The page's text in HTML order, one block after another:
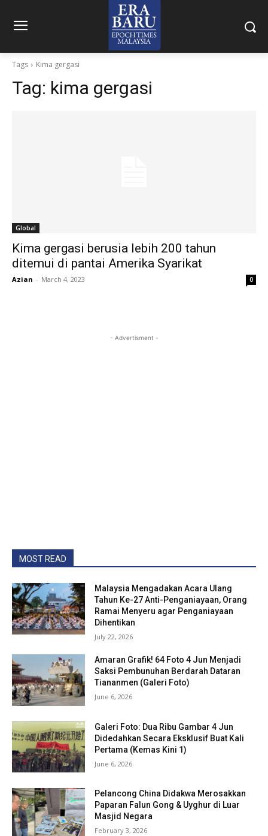
Tags Kima gergasi
Tag: kima gergasi
Global
Kima gergasi berusia lebih 200 tahun
ditemui di pantai Amerika Syarikat
Azian - March 4, 2023 0
- Advertisment -
MOST READ
Malaysia Mengadakan Acara Ulang
Tahun Ke-27 Anti-Penganiayaan, Orang
Ramai Menyeru agar Penganiayaan
Dihentikan
July 22, 2026
Amaran Grafik! 64 Foto 4 Jun Menjadi
Saksi Pembunuhan Berdarah Dataran
Tiananmen (Galeri Foto)
June 6, 2026
Galeri Foto: Dua Ribu Gambar 4 Jun
Didedahkan Secara Eksklusif Buat Kali
Pertama (Kemas Kini 1)
June 6, 2026
Pelancong China Didakwa Merosakkan
Paparan Falun Gong & Uyghur di Luar
Masjid Negara
February 3, 2026